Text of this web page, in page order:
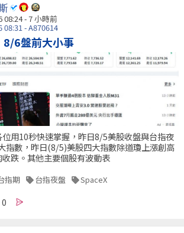
08:24 - 7 小時前
08:31 - A870614
8/6盤前大小事
用10秒快速掌握，昨日8/5美股收盤與台指夜
指數，昨日(8/5)美股四大指數除道瓊上漲創高
跌。其他主要個股有波動表
指期 台指夜盤 SpaceX
0